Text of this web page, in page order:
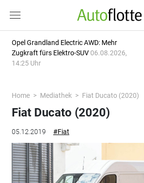
Opel Grandland Electric AWD: Mehr
Zugkraft fürs Elektro-SUV 06.08.2026,
14:25 Uhr
Home Mediathek Fiat Ducato (2020)
05.12.2019 #Fiat
Fiat Ducato (2020)